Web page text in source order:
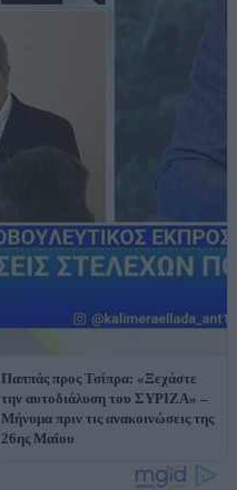
Παππάς προς Τσίπρα: «Ξεχάστε
την αυτοδιάλυση του ΣΥΡΙΖΑ» –
Μήνυμα πριν τις ανακοινώσεις της
26ης Μαΐου